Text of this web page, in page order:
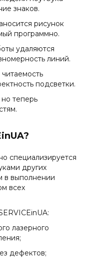
знаков.
рисунок
программно.
удаляются
линий.
подсветки.
но теперь
специализируется
других
в выполнении
всех
лазерного
дефектов;